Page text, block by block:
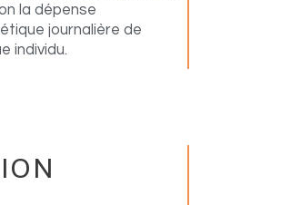
la dépense
journalière de
individu.